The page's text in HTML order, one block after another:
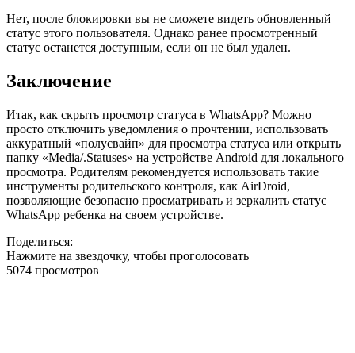
Нет, после блокировки вы не сможете видеть обновленный
статус этого пользователя. Однако ранее просмотренный
статус останется доступным, если он не был удален.
Заключение
Итак, как скрыть просмотр статуса в WhatsApp? Можно
просто отключить уведомления о прочтении, использовать
аккуратный «полусвайп» для просмотра статуса или открыть
папку «Media/.Statuses» на устройстве Android для локального
просмотра. Родителям рекомендуется использовать такие
инструменты родительского контроля, как AirDroid,
позволяющие безопасно просматривать и зеркалить статус
WhatsApp ребенка на своем устройстве.
Поделиться:
Нажмите на звездочку, чтобы проголосовать
5074 просмотров